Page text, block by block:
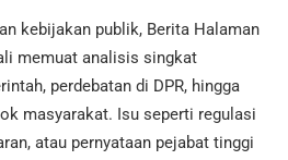
kebijakan publik, Berita Halaman
memuat analisis singkat
perdebatan di DPR, hingga
masyarakat. Isu seperti regulasi
atau pernyataan pejabat tinggi